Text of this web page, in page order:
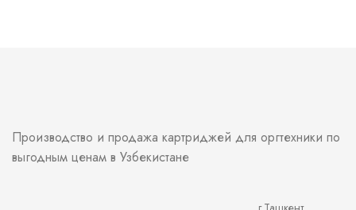
Производство и продажа картриджей для оргтехники по
выгодным ценам в Узбекистане